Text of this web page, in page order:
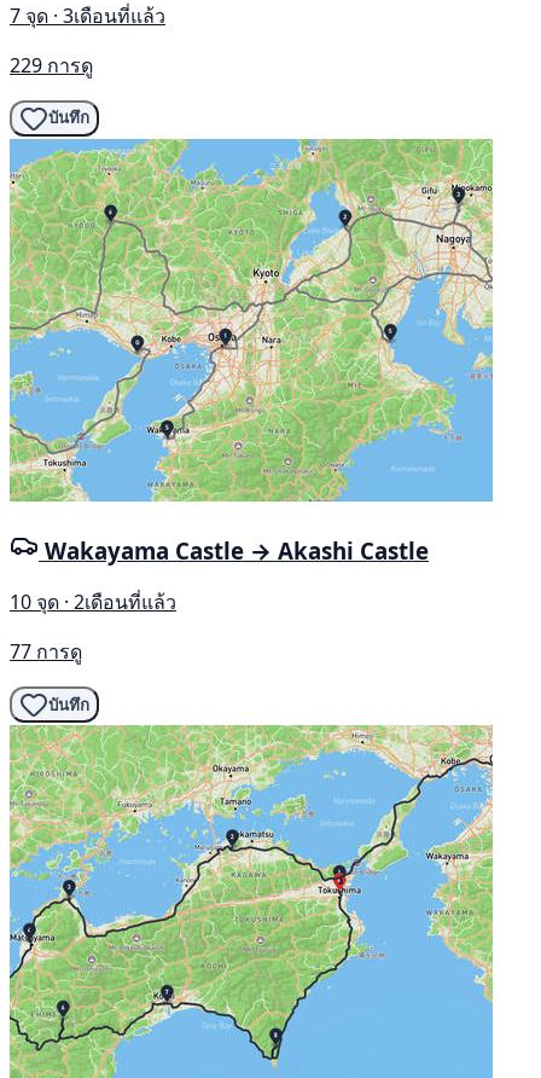
7 จุด · 3เดือนที่แล้ว
229 การดู
บันทึก
Wakayama Castle → Akashi Castle
10 จุด · 2เดือนที่แล้ว
77 การดู
บันทึก